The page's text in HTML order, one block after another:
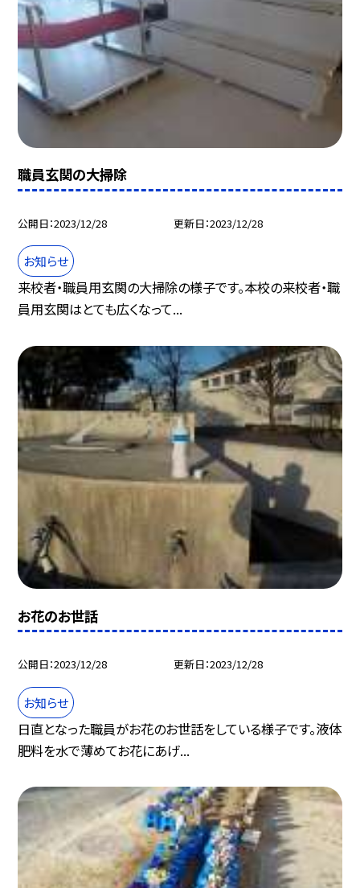
職員玄関の大掃除
公開日 2023/12/28 更新日 2023/12/28
お知らせ
来校者・職員用玄関の大掃除の様子です。本校の来校者・職
員用玄関はとても広くなって...
お花のお世話
公開日 2023/12/28 更新日 2023/12/28
お知らせ
日直となった職員がお花のお世話をしている様子です。液体
肥料を水で薄めてお花にあげ...